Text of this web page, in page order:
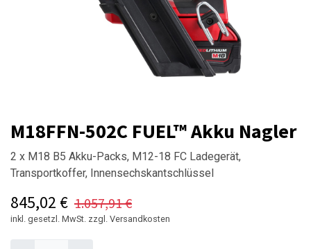
M18FFN-502C FUEL™ Akku Nagler
2 x M18 B5 Akku-Packs, M12-18 FC Ladegerät,
Transportkoffer, Innensechskantschlüssel
845,02 € 1.057,91€
inkl. gesetzl. MwSt. zzgl. Versandkosten